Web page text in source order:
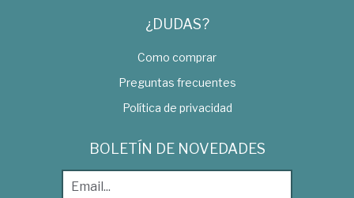
¿DUDAS?
Como comprar
Preguntas frecuentes
Política de privacidad
BOLETÍN DE NOVEDADES